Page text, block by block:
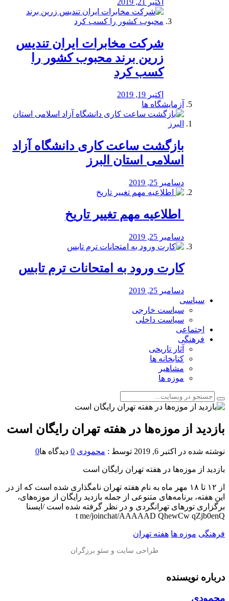
اکتبر 21, 2019
شرکت مخابرات ایران تندیس
زرین برند محبوب کشور را
کسب کرد
اکتبر 19, 2019
آزمایشگاه ها
بازگشت ساعت کاری دانشگاه آزاد
اسلامی استان البرز
دسامبر 25, 2019
️ اطلاعیه مهم تغییر تاریخ
دسامبر 25, 2019
کارت ورود به امتحانات ترم تابس
دسامبر 25, 2019
سیاسی
سیاست خارجی
سیاست داخلی
اجتماعی
فرهنگی
آثار تاریخی
کتابخانه ها
مشاهیر
موزه ها
بازدید از موزه‌ها در هفته تهران رایگان است
نوشته شده در اکتبر 6, 2019 توسط : محمودی 0 دیدگاه ها0
بازدید از موزه‌ها در هفته تهران رایگان است
از ۱۲ تا ۱۸ مهر ماه به نام هفته تهران نامگذاری شده است که از در
این هفته‌، برنامه‌های متنوعی از جمله بازدید رایگان از موزه‌های،
برگزاری تورهای تهرانگردی و در نظر گرفته شده است /ایسنا
t me/joinchat/AAAAAD QhewCw qZjb0enQ
فرهنگی موزه ها هفته تهران
درباره نویسنده
محمودی